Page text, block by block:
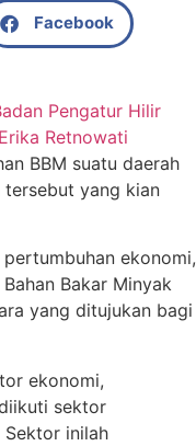
Facebook
Pengatur Hilir
Retnowati
BBM suatu daerah
tersebut yang kian
ekonomi,
Bakar Minyak
yang ditujukan bagi
ekonomi,
sektor
Sektor inilah